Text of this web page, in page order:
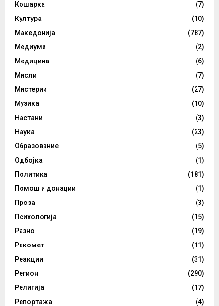
Кошарка
(7)
Култура
(10)
Македонија
(787)
Медиуми
(2)
Медицина
(6)
Мисли
(7)
Мистерии
(27)
Музика
(10)
Настани
(3)
Наука
(23)
Образование
(5)
Одбојка
(1)
Политика
(181)
Помош и донации
(1)
Проза
(3)
Психологија
(15)
Разно
(19)
Ракомет
(11)
Реакции
(31)
Регион
(290)
Религија
(17)
Репортажа
(4)